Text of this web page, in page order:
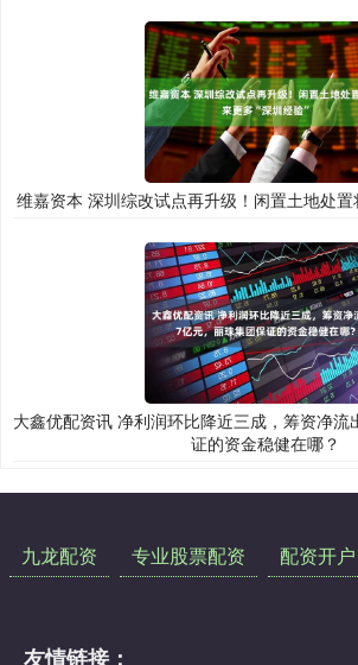
维嘉资本 深圳综改试点再升级！闲置土地处置
大鑫优配资讯 净利润环比降近三成，筹资净
证的资金稳健在哪？
九龙配资 专业股票配资 配资开户
友情链接：